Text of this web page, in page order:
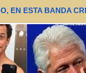
EN ESTA BANDA